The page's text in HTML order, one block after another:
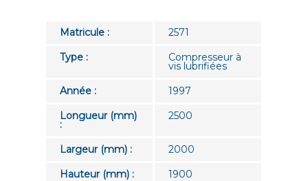
Matricule :
2571
Type :
Compresseur à
vis lubrifiées
Année :
1997
Longueur (mm)
:
2500
Largeur (mm) :
2000
Hauteur (mm) :
1900